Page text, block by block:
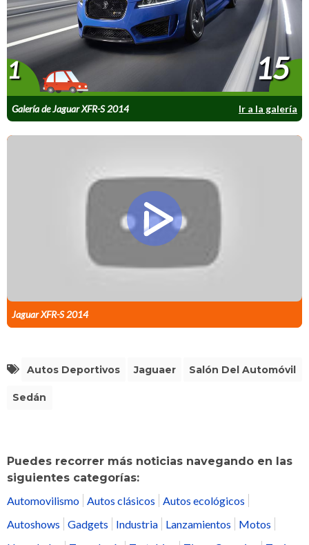
Galería de Jaguar XFR-S 2014 Ir a la galería
1 15
Jaguar XFR-S 2014
Autos Deportivos Jaguaer Salón Del Automóvil
Sedán
Puedes recorrer más noticias navegando en las
siguientes categorías:
Automovilismo Autos clásicos
Autos ecológicos
Autoshows
Gadgets Industria Lanzamientos
Motos